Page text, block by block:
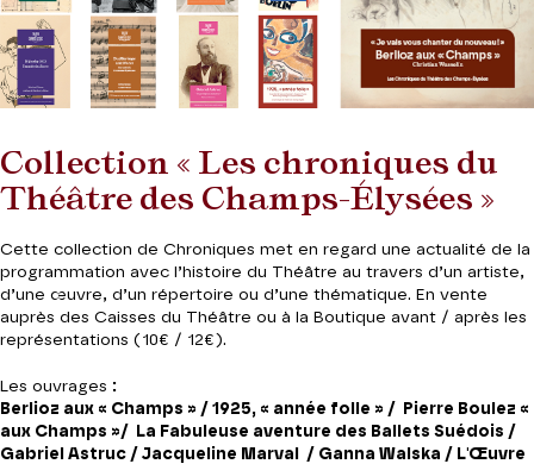
Collection « Les chroniques du
Théâtre des Champs-Élysées »
Cette collection de Chroniques met en regard une actualité de la
programmation avec l’histoire du Théâtre au travers d’un artiste,
d’une œuvre, d’un répertoire ou d’une thématique. En vente
auprès des Caisses du Théâtre ou à la Boutique avant / après les
représentations (10€ / 12€).
Les ouvrages :
Berlioz aux « Champs » / 1925, « année folle » / Pierre Boulez «
aux Champs »/ La Fabuleuse aventure des Ballets Suédois /
Gabriel Astruc / Jacqueline Marval / Ganna Walska / L'Œuvre